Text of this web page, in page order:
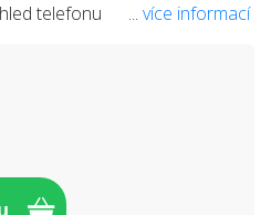
telefonu ... více informací